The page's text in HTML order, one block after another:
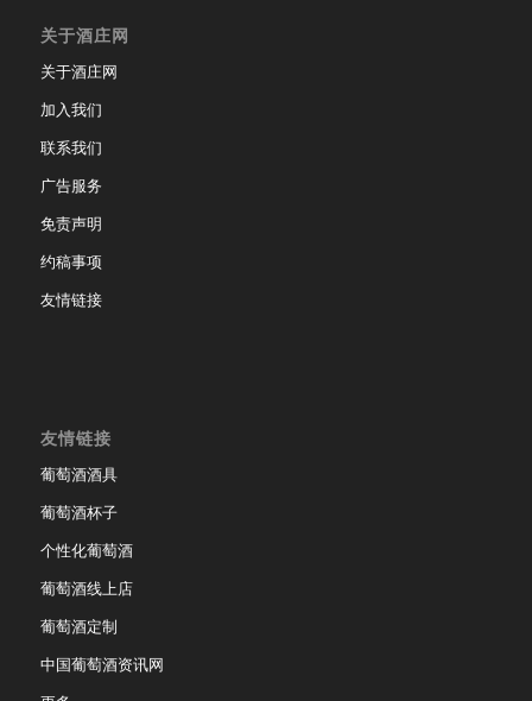
关于酒庄网
关于酒庄网
加入我们
联系我们
广告服务
免责声明
约稿事项
友情链接
友情链接
葡萄酒酒具
葡萄酒杯子
个性化葡萄酒
葡萄酒线上店
葡萄酒定制
中国葡萄酒资讯网